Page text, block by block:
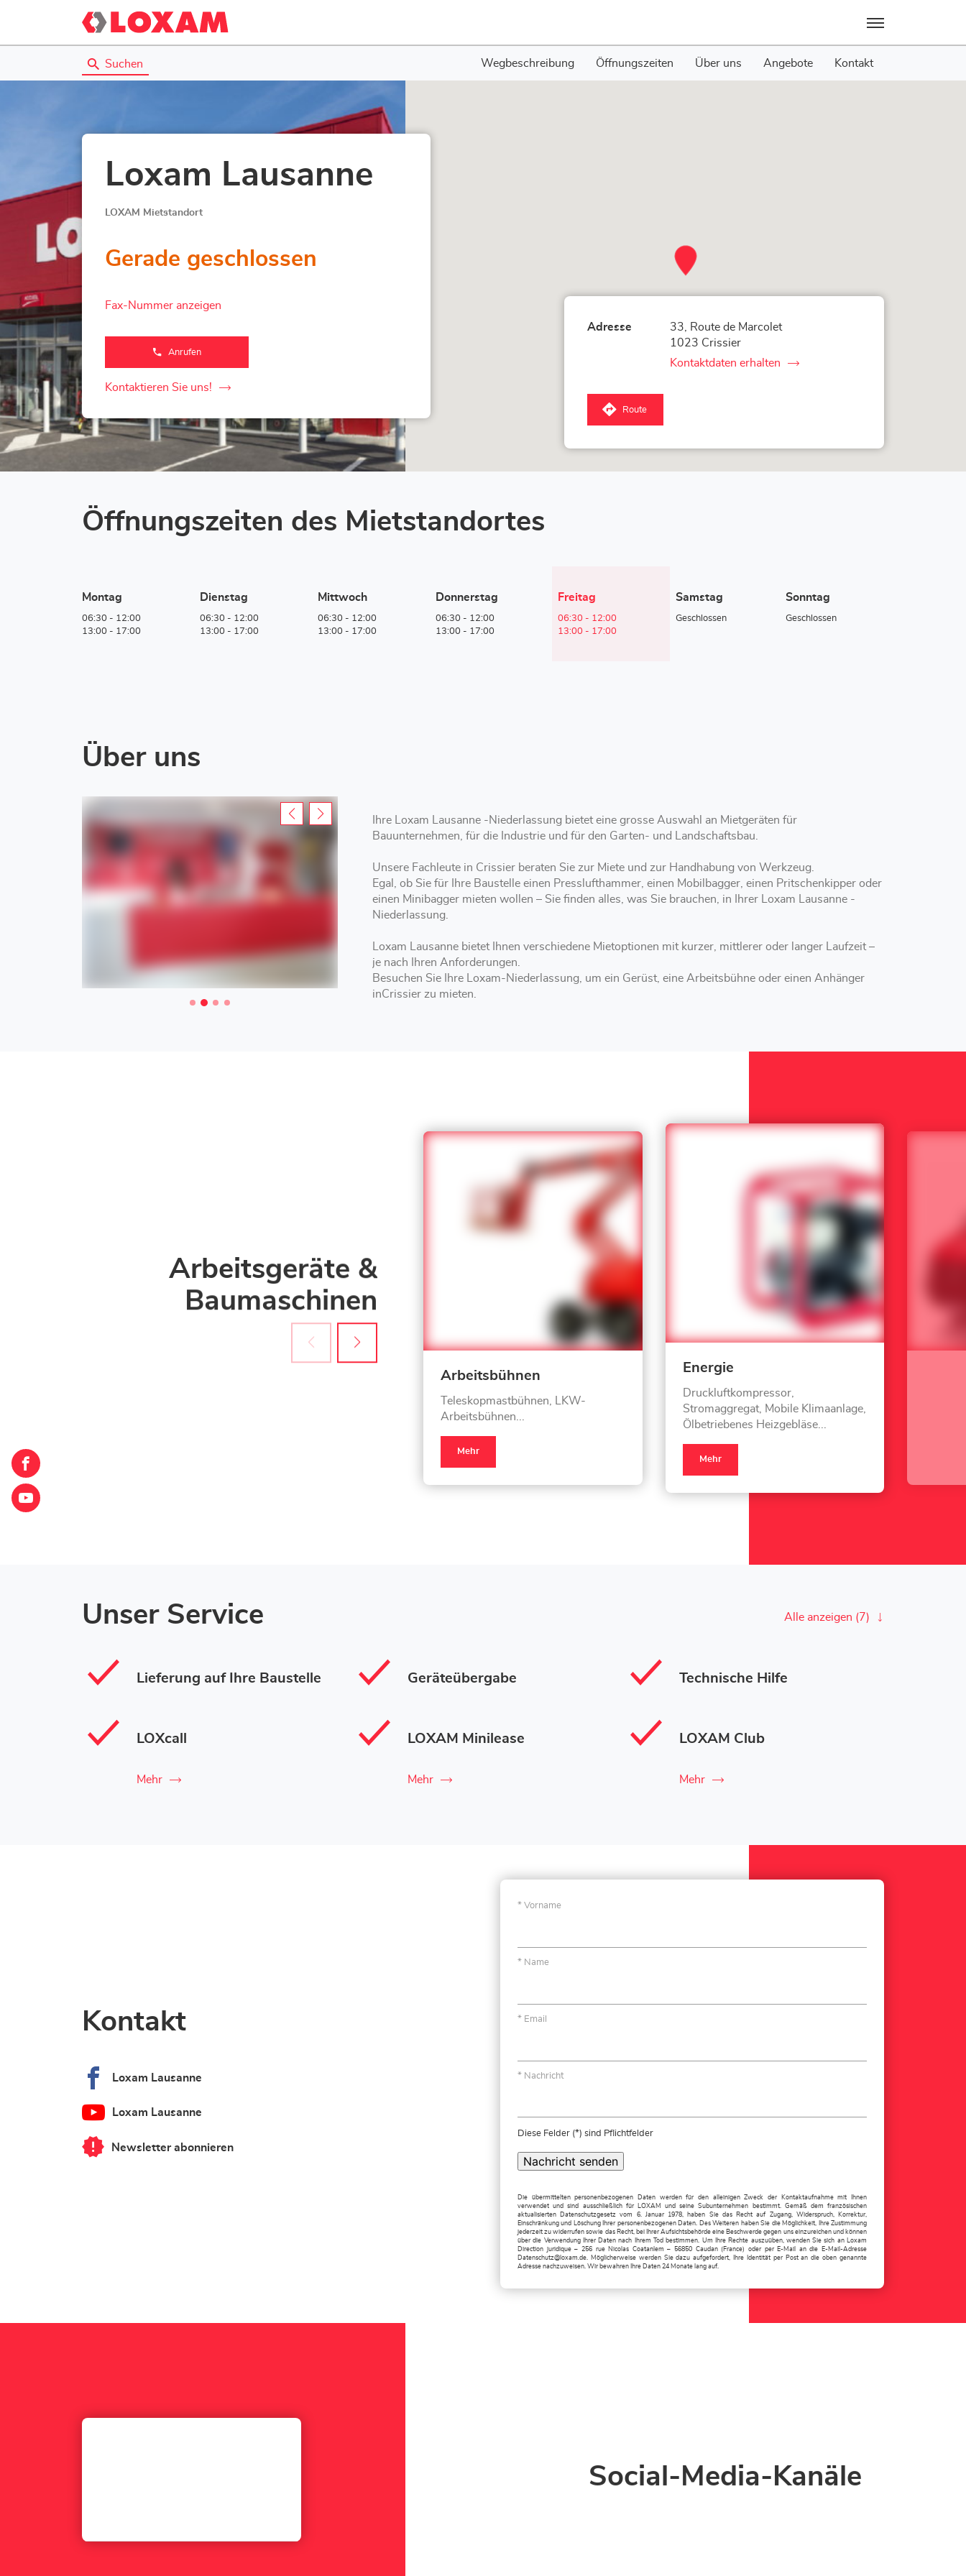
Menü
Suchen Wegbeschreibung Öffnungszeiten Über uns Angebote Kontakt
Loxam Lausanne
LOXAM Mietstandort
Gerade geschlossen
Fax-Nummer anzeigen
Anrufen
der
Store
Kontaktieren Sie uns!
der
Lausanne-
Store
Adresse
33, Route de Marcolet
1023 Crissier
Kontaktdaten erhalten
von
Route
zum
Loxam
Öffnungszeiten des Mietstandortes
Montag
06:30 - 12:00
13:00 - 17:00
Dienstag
06:30 - 12:00
13:00 - 17:00
Mittwoch
06:30 - 12:00
13:00 - 17:00
Donnerstag
06:30 - 12:00
13:00 - 17:00
Heutige
Öffnungszeiten
Freitag
06:30 - 12:00
13:00 - 17:00
Samstag
Geschlossen
Sonntag
Geschlossen
Über uns
Ihre Loxam Lausanne -Niederlassung bietet eine grosse Auswahl an Mietgeräten für
Bauunternehmen, für die Industrie und für den Garten- und Landschaftsbau.
Unsere Fachleute in Crissier beraten Sie zur Miete und zur Handhabung von Werkzeug.
Egal, ob Sie für Ihre Baustelle einen Presslufthammer, einen Mobilbagger, einen Pritschenkipper oder
einen Minibagger mieten wollen – Sie finden alles, was Sie brauchen, in Ihrer Loxam Lausanne -
Niederlassung.
Loxam Lausanne bietet Ihnen verschiedene Mietoptionen mit kurzer, mittlerer oder langer Laufzeit –
je nach Ihren Anforderungen.
Besuchen Sie Ihre Loxam-Niederlassung, um ein Gerüst, eine Arbeitsbühne oder einen Anhänger
inCrissier zu mieten.
Arbeitsgeräte &
Baumaschinen
Arbeitsbühnen
Teleskopmastbühnen, LKW-
Arbeitsbühnen...
Mehr
Energie
Druckluftkompressor,
Stromaggregat, Mobile Klimaanlage,
Ölbetriebenes Heizgebläse...
Mehr
Unser Service Alle anzeigen (7)
Lieferung auf Ihre Baustelle Geräteübergabe Technische Hilfe
LOXcall
Mehr
LOXAM Minilease
Mehr
LOXAM Club
Mehr
Kontakt
Loxam Lausanne
Loxam Lausanne
Newsletter abonnieren
von
Vorname
Name
Email
Nachricht
Diese Felder (*) sind Pflichtfelder
Nachricht senden
Die übermittelten personenbezogenen Daten werden für den alleinigen Zweck der Kontaktaufnahme mit Ihnen
verwendet und sind ausschließlich für LOXAM und seine Subunternehmen bestimmt. Gemäß dem französischen
aktualisierten Datenschutzgesetz vom 6. Januar 1978, haben Sie das Recht auf Zugang, Widerspruch, Korrektur,
Einschränkung und Löschung Ihrer personenbezogenen Daten. Des Weiteren haben Sie die Möglichkeit, Ihre Zustimmung
jederzeit zu widerrufen sowie das Recht, bei Ihrer Aufsichtsbehörde eine Beschwerde gegen uns einzureichen und können
über die Verwendung Ihrer Daten nach Ihrem Tod bestimmen. Um Ihre Rechte auszuüben, wenden Sie sich an Loxam
Direction juridique – 256 rue Nicolas Coatanlem – 56850 Caudan (France) oder per E-Mail an die E-Mail-Adresse
Datenschutz@loxam.de . Möglicherweise werden Sie dazu aufgefordert, Ihre Identität per Post an die oben genannte
Adresse nachzuweisen. Wir bewahren Ihre Daten 24 Monate lang auf.
Social-Media-Kanäle
Loxam
Lausanne
Loxam